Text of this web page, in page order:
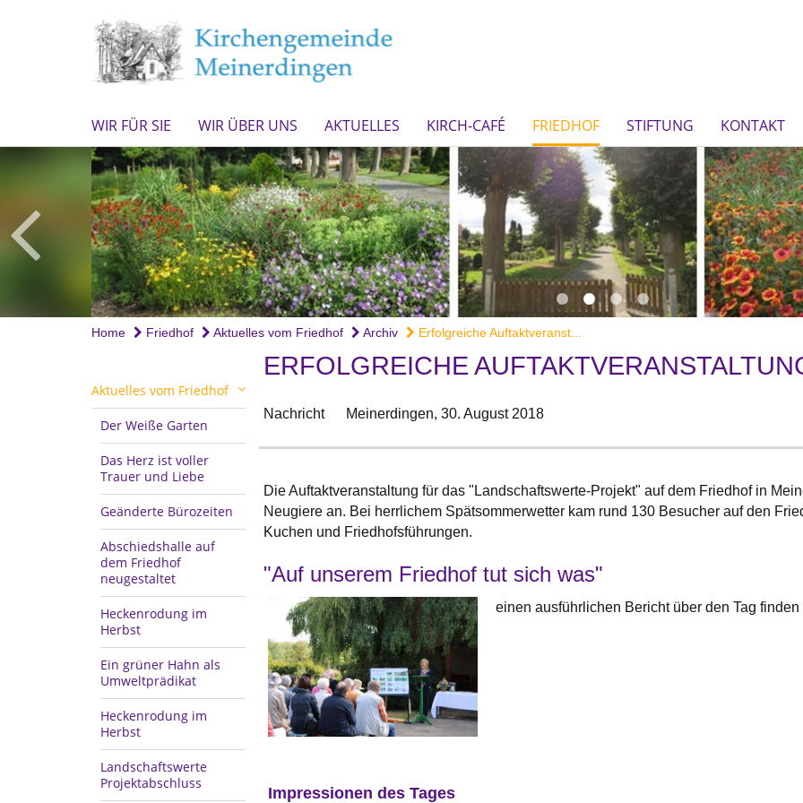
WIR FÜR SIE WIR ÜBER UNS AKTUELLES KIRCH-CAFÉ FRIEDHOF STIFTUNG KONTAKT
Home Friedhof Aktuelles vom Friedhof Archiv Erfolgreiche Auftaktveranst...
Aktuelles vom Friedhof
Der Weiße Garten
Das Herz ist voller
Trauer und Liebe
Geänderte Bürozeiten
Abschiedshalle auf
dem Friedhof
neugestaltet
Heckenrodung im
Herbst
Ein grüner Hahn als
Umweltprädikat
Heckenrodung im
Herbst
Landschaftswerte
Projektabschluss
ERFOLGREICHE
Nachricht Meinerdingen, 30. August 2018
Die Auftaktveranstaltung für das "Landschaftswerte-Projekt" auf dem Friedhof in
Neugiere an. Bei herrlichem Spätsommerwetter kam rund 130 Besucher auf den
Kuchen und Friedhofsführungen.
"Auf unserem Friedhof tut sich was"
einen ausführlichen Bericht über den Tag finden
Impressionen des Tages